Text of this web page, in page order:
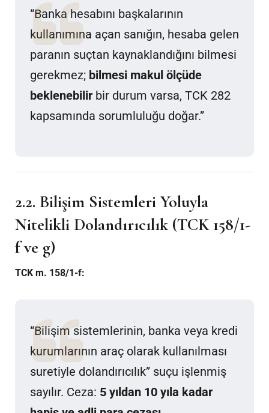
“Banka hesabını başkalarının
kullanımına açan sanığın, hesaba gelen
paranın suçtan kaynaklandığını bilmesi
gerekmez; bilmesi makul ölçüde
beklenebilir bir durum varsa, TCK 282
kapsamında sorumluluğu doğar.”
2.2. Bilişim Sistemleri Yoluyla
Nitelikli Dolandırıcılık (TCK 158/1-
f ve g)
TCK m. 158/1-f:
“Bilişim sistemlerinin, banka veya kredi
kurumlarının araç olarak kullanılması
suretiyle dolandırıcılık” suçu işlenmiş
sayılır. Ceza: 5 yıldan 10 yıla kadar